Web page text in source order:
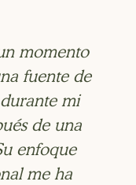
momento
fuente de
mi
de una
enfoque
me ha